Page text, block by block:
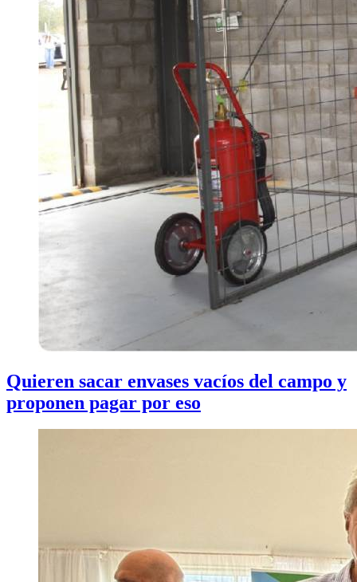
Quieren sacar envases vacíos del campo y
proponen pagar por eso